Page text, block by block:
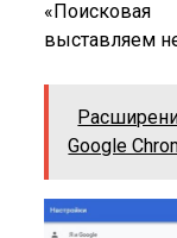
выставляем
Google